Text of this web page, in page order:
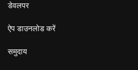
डेवलपर
ऐप डाउनलोड करें
समुदाय